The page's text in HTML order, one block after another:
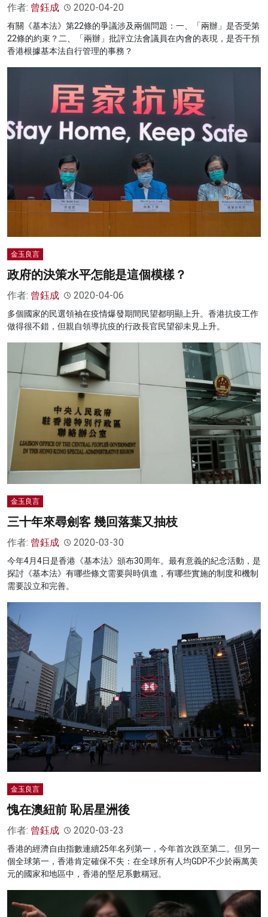
作者: 曾鈺成 2020-04-20
有關《基本法》第22條的爭議涉及兩個問題：一、「兩辦」是否受第
22條的約束？二、「兩辦」批評立法會議員在內會的表現，是否干預
香港根據基本法自行管理的事務？
金玉良言
政府的決策水平怎能是這個模樣？
作者: 曾鈺成 2020-04-06
多個國家的民選領袖在疫情爆發期間民望都明顯上升。香港抗疫工作
做得很不錯，但親自領導抗疫的行政長官民望卻未見上升。
金玉良言
三十年來尋劍客 幾回落葉又抽枝
作者: 曾鈺成 2020-03-30
今年4月4日是香港《基本法》頒布30周年。最有意義的紀念活動，是
探討《基本法》有哪些條文需要與時俱進，有哪些實施的制度和機制
需要設立和完善。
金玉良言
愧在澳紐前 恥居星洲後
作者: 曾鈺成 2020-03-23
香港的經濟自由指數連續25年名列第一，今年首次跌至第二。但另一
個全球第一，香港肯定確保不失：在全球所有人均GDP不少於兩萬美
元的國家和地區中，香港的堅尼系數稱冠。